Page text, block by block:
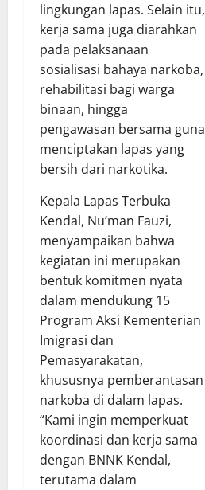
lingkungan lapas. Selain itu,
kerja sama juga diarahkan
pada pelaksanaan
sosialisasi bahaya narkoba,
rehabilitasi bagi warga
binaan, hingga
pengawasan bersama guna
menciptakan lapas yang
bersih dari narkotika.
Kepala Lapas Terbuka
Kendal, Nu’man Fauzi,
menyampaikan bahwa
kegiatan ini merupakan
bentuk komitmen nyata
dalam mendukung 15
Program Aksi Kementerian
Imigrasi dan
Pemasyarakatan,
khususnya pemberantasan
narkoba di dalam lapas.
“Kami ingin memperkuat
koordinasi dan kerja sama
dengan BNNK Kendal,
terutama dalam